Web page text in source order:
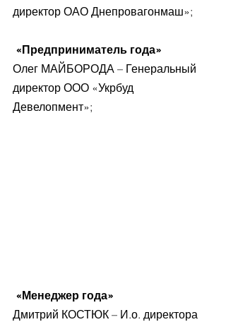
директор ОАО Днепровагонмаш»;
«Предприниматель года»
Олег МАЙБОРОДА – Генеральный
директор ООО «Укрбуд
Девелопмент»;
«Менеджер года»
Дмитрий КОСТЮК – И.о. директора